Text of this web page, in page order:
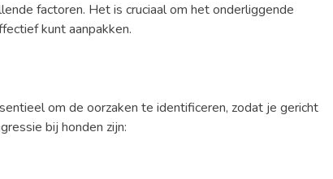
factoren. Het is cruciaal om het onderliggende
kunt aanpakken.
om de oorzaken te identificeren, zodat je gericht
bij honden zijn: